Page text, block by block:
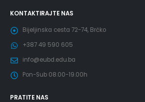
KONTAKTIRAJTE NAS
Bijeljinska cesta 72-74, Brčko
+387 49 590 605
info@eubd.edu.ba
Pon-Sub 08.00-19.00h
PRATITE NAS